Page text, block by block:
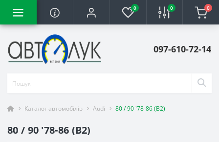
0 0 0
097-610-72-14
Каталог автомобілів Audi 80 / 90 '78-86 (B2)
80 / 90 '78-86 (B2)